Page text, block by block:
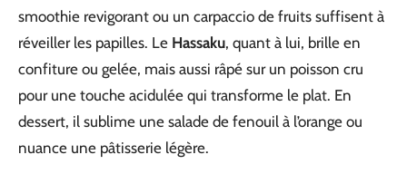
smoothie revigorant ou un carpaccio de fruits suffisent à
réveiller les papilles. Le Hassaku, quant à lui, brille en
confiture ou gelée, mais aussi râpé sur un poisson cru
pour une touche acidulée qui transforme le plat. En
dessert, il sublime une salade de fenouil à l’orange ou
nuance une pâtisserie légère.